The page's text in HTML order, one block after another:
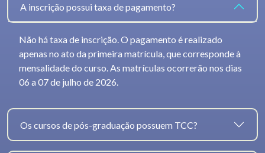
A inscrição possui taxa de pagamento?
Não há taxa de inscrição. O pagamento é realizado
apenas no ato da primeira matrícula, que corresponde à
mensalidade do curso. As matrículas ocorrerão nos dias
06 a 07 de julho de 2026.
Os cursos de pós-graduação possuem TCC?